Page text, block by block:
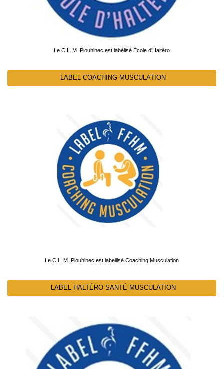
Le C.H.M. Plouhinec est labélisé École d'Haltéro
LABEL COACHING MUSCULATION
Le C.H.M. Plouhinec est labellisé Coaching Musculation
LABEL HALTÉRO SANTÉ MUSCULATION